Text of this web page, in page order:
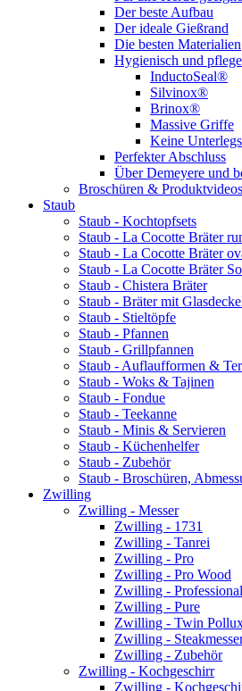
Der beste Aufbau
Der ideale Gießrand
Die besten Materialien
Hygienisch und
InductoSeal®
Silvinox®
Brinox®
Massive Griffe
Keine
Perfekter Abschluss
Über Demeyere und
Broschüren & Produktvideos
Staub
Staub - Kochtopfsets
Staub - La Cocotte Bräter
Staub - La Cocotte Bräter
Staub - La Cocotte Bräter
Staub - Chistera Bräter
Staub - Bräter mit
Staub - Stieltöpfe
Staub - Pfannen
Staub - Grillpfannen
Staub - Auflaufformen &
Staub - Woks & Tajinen
Staub - Fondue
Staub - Teekanne
Staub - Minis & Servieren
Staub - Küchenhelfer
Staub - Zubehör
Staub - Broschüren,
Zwilling
Zwilling - Messer
Zwilling - 1731
Zwilling - Tanrei
Zwilling - Pro
Zwilling - Pro Wood
Zwilling -
Zwilling - Pure
Zwilling - Twin
Zwilling -
Zwilling - Zubehör
Zwilling - Kochgeschirr
Zwilling -